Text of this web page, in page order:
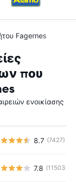
Fagernes
που
ενοικίασης
8.7 (7427)
7.8 (11503)